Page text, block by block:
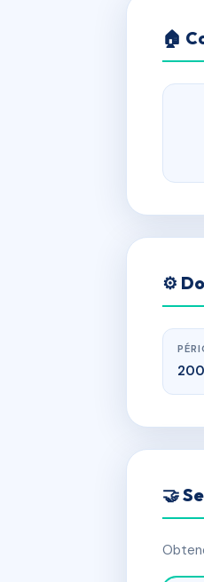
🏠
⚙️
🤝